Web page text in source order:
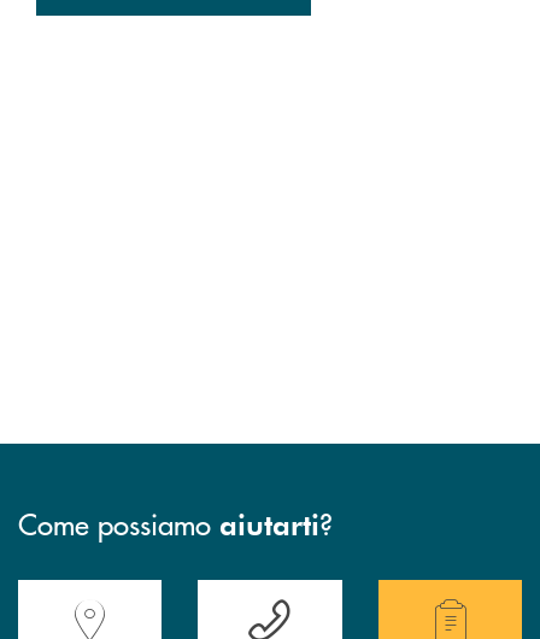
Come possiamo aiutarti?
Accedi all' elenco completo delle filiali della Banca.
Hai bisogno di assistenza immediata?
Hai bisogno di